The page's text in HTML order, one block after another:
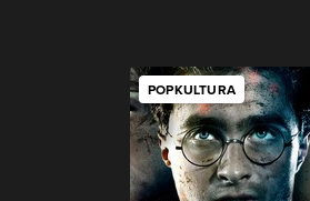
POPKULTURA